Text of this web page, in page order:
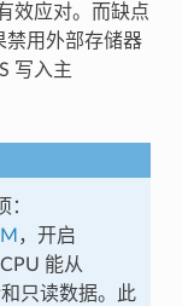
效应对。而缺点
禁用外部存储器
写入主
，开启
能从
只读数据。此